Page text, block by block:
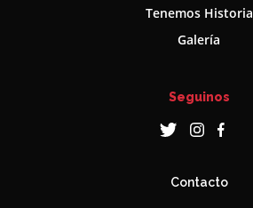
Tenemos Historia
Galería
Seguinos
Contacto